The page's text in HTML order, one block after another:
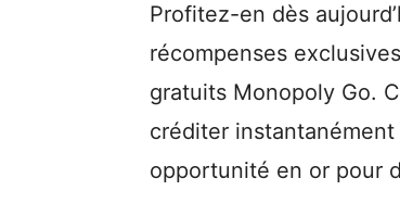
Profitez-en dès
récompenses
gratuits Monopoly Go.
créditer
opportunité en or pour